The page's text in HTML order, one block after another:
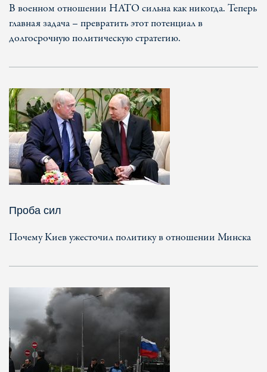
В военном отношении НАТО сильна как никогда. Теперь
главная задача – превратить этот потенциал в
долгосрочную политическую стратегию.
Проба сил
Почему Киев ужесточил политику в отношении Минска